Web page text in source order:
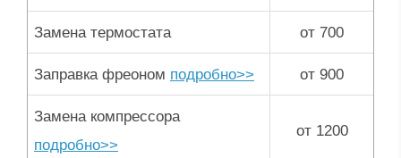
Замена термостата от 700
Заправка фреоном подробно>> от 900
Замена компрессора
подробно>>
от 1200